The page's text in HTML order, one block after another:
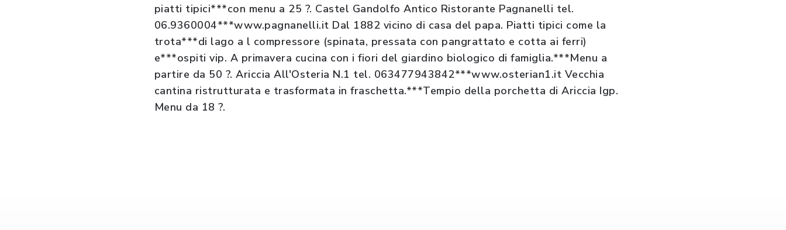
piatti tipici***con menu a 25 ?. Castel Gandolfo Antico Ristorante Pagnanelli tel.
06.9360004***www.pagnanelli.it Dal 1882 vicino di casa del papa. Piatti tipici come la
trota***di lago a l compressore (spinata, pressata con pangrattato e cotta ai ferri)
e***ospiti vip. A primavera cucina con i fiori del giardino biologico di famiglia.***Menu a
partire da 50 ?. Ariccia All'Osteria N.1 tel. 063477943842***www.osterian1.it Vecchia
cantina ristrutturata e trasformata in fraschetta.***Tempio della porchetta di Ariccia Igp.
Menu da 18 ?.